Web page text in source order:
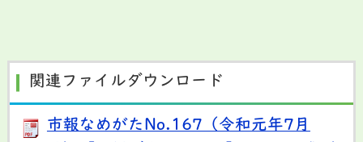
関連ファイルダウンロード
市報なめがたNo.167（令和元年7月